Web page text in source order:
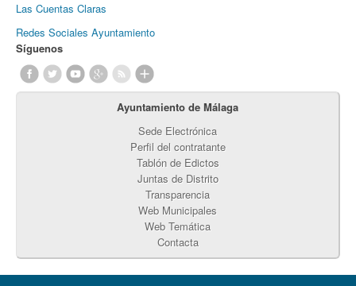
Las Cuentas Claras
Redes Sociales Ayuntamiento
Síguenos
Ayuntamiento de Málaga
Sede Electrónica
Perfil del contratante
Tablón de Edictos
Juntas de Distrito
Transparencia
Web Municipales
Web Temática
Contacta